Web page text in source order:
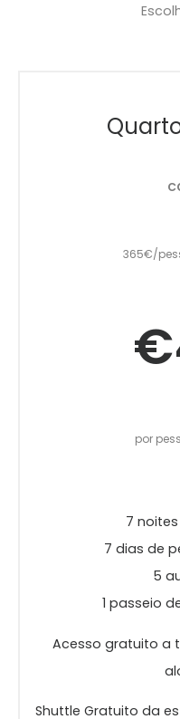
365€/
por
7
7 dias de
5
1 passeio
Acesso gratuito a
Shuttle Gratuito da